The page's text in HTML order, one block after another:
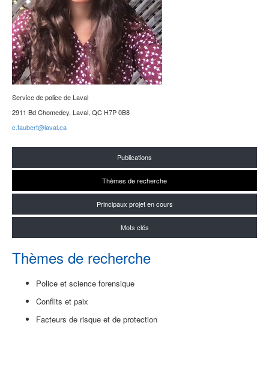
Service de police de Laval
2911 Bd Chomedey, Laval, QC H7P 0B8
c.faubert@laval.ca
Publications
Thèmes de recherche
Principaux projet en cours
Mots clés
Thèmes de recherche
Police et science forensique
Conflits et paix
Facteurs de risque et de protection